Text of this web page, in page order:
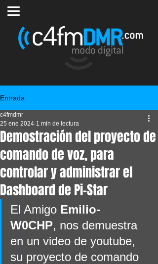
Entrada
Demostración del proyecto de
comando de voz, para
controlar y administrar el
Dashboard de Pi-Star
c4fmdmr
25 ene 2024 1 min de lectura
El Amigo Emilio-
W0CHP, nos demuestra
en un video de youtube,
su proyecto de comando